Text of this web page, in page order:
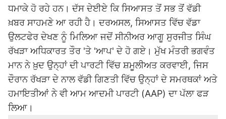
ਧਮਾਕੇ ਹੋ ਰਹੇ ਹਨ। ਦੱਸ ਦੇਈਏ ਕਿ ਸਿਆਸਤ ਤੋਂ ਸਭ ਤੋਂ ਵੱਡੀ
ਖ਼ਬਰ ਸਾਹਮਣੇ ਆ ਰਹੀ ਹੈ। ਦਰਅਸਲ, ਸਿਆਸਤ ਵਿੱਚ ਵੱਡਾ
ਉਲਟਫੇਰ ਦੇਖਣ ਨੂੰ ਮਿਲਿਆ ਜਦੋਂ ਸੀਨੀਅਰ ਆਗੂ ਸੁਰਜੀਤ ਸਿੰਘ
ਰੱਖੜਾ ਅਧਿਕਾਰਤ ਤੌਰ 'ਤੇ 'ਆਪ' ਦੇ ਹੋ ਗਏ। ਮੁੱਖ ਮੰਤਰੀ ਭਗਵੰਤ
ਮਾਨ ਨੇ ਖ਼ੁਦ ਉਨ੍ਹਾਂ ਦੀ ਪਾਰਟੀ ਵਿੱਚ ਸ਼ਮੂਲੀਅਤ ਕਰਵਾਈ, ਜਿਸ
ਦੌਰਾਨ ਰੱਖੜਾ ਦੇ ਨਾਲ ਵੱਡੀ ਗਿਣਤੀ ਵਿੱਚ ਉਨ੍ਹਾਂ ਦੇ ਸਮਰਥਕਾਂ ਅਤੇ
ਹਮਾਇਤੀਆਂ ਨੇ ਵੀਆਮ ਆਦਮੀ ਪਾਰਟੀ(AAP) ਦਾ ਪੱਲਾ ਫੜ
ਲਿਆ।